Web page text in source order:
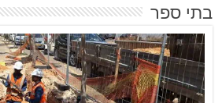
בתי ספר